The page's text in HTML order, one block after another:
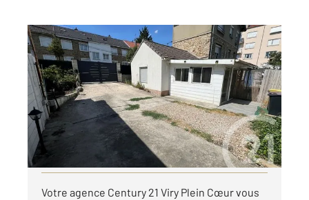
VIRY CHATILLON 91
55,07 m 2, 3 pièces
Ref : 25654
Maison à louer
1 100 €
par mois charges comprises
Visiter le site dédié
Votre agence Century 21 Viry Plein Cœur vous